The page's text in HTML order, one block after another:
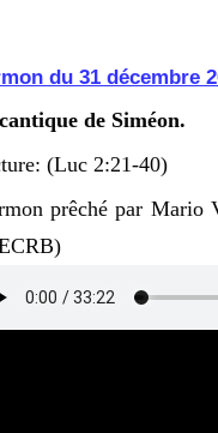
du 31 décembre
de Siméon.
(Luc 2:21-40)
prêché par Mario